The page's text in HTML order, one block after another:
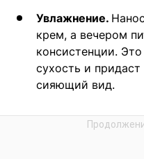
Увлажнение.
крем, а вечером
консистенции.
сухость и
сияющий вид.